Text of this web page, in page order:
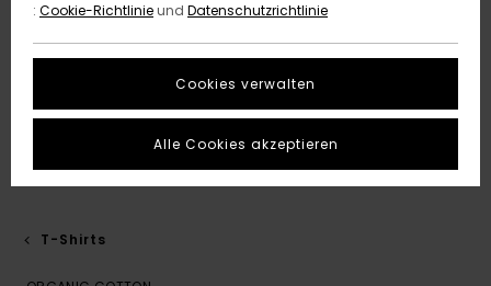
T-Shirts
: Cookie-Richtlinieund Datenschutzrichtlinie
Cookies verwalten
Alle Cookies akzeptieren